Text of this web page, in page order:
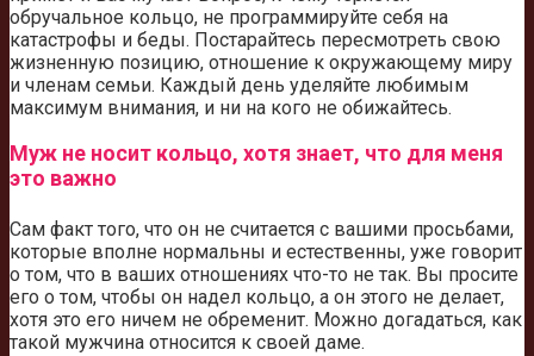
обручальное кольцо, не программируйте себя на
катастрофы и беды. Постарайтесь пересмотреть свою
жизненную позицию, отношение к окружающему миру
и членам семьи. Каждый день уделяйте любимым
максимум внимания, и ни на кого не обижайтесь.
Муж не носит кольцо, хотя знает, что для меня
это важно
Сам факт того, что он не считается с вашими просьбами,
которые вполне нормальны и естественны, уже говорит
о том, что в ваших отношениях что-то не так. Вы просите
его о том, чтобы он надел кольцо, а он этого не делает,
хотя это его ничем не обременит. Можно догадаться, как
такой мужчина относится к своей даме.